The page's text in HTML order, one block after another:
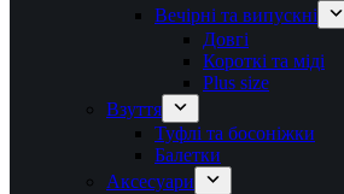
Вечірні та випускні
Довгі
Короткі та міді
Plus size
Взуття
Туфлі та босоніжки
Балетки
Аксесуари